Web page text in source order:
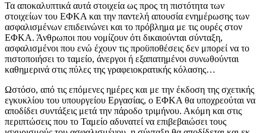
Τα αποκαλυπτικά αυτά στοιχεία ως προς τη πιστότητα των
στοιχείων του ΕΦΚΑ και την παντελή απουσία ενημέρωσης των
ασφαλισμένων επιδεινώνει και το πρόβλημα με τις ουρές στον
ΕΦΚΑ. Άνθρωποι που νομίζουν ότι δικαιούνται σύνταξη,
ασφαλισμένοι που ενώ έχουν τις προϋποθέσεις δεν μπορεί να το
πιστοποιήσει το ταμείο, άνεργοι ή εξαπατημένοι συνωθούνται
καθημερινά στις πύλες της γραφειοκρατικής κόλασης…
Ωστόσο, από τις επόμενες ημέρες και με την έκδοση της σχετικής
εγκυκλίου του υπουργείου Εργασίας, ο ΕΦΚΑ θα υποχρεούται να
αποδίδει συντάξεις μετά την πάροδο τριμήνου. Ακόμη και στις
περιπτώσεις που το Ταμείο αδυνατεί να επιβεβαιώσει τους